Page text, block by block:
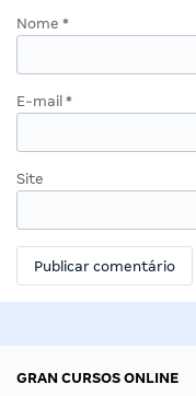
Nome *
E-mail *
Site
GRAN CURSOS ONLINE